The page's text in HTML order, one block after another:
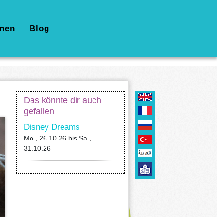
Blog
Das könnte dir auch
gefallen
Disney Dreams
Mo., 26.10.26 bis Sa.,
31.10.26